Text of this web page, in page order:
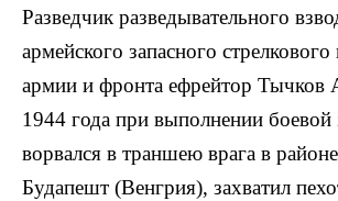
Разведчик разведывательного
армейского запасного
армии и фронта ефрей­тор Тычков
1944 года при выполнении боевой
ворвался в траншею врага в
Будапешт (Венгрия), захватил